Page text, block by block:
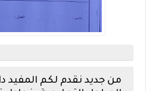
من جديد نقدم لكم المفيد